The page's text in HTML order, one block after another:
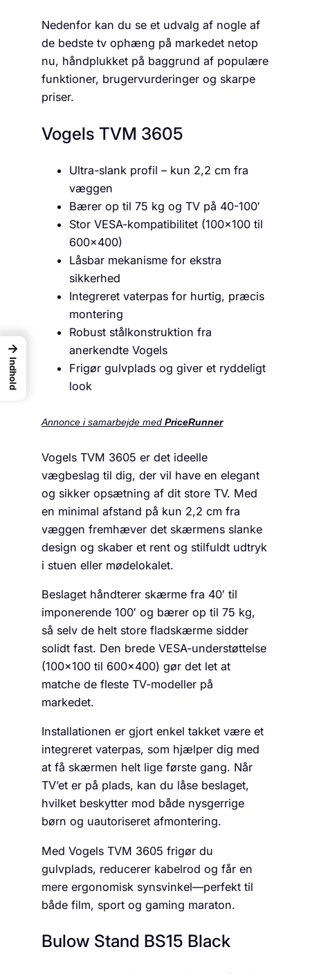
Nedenfor kan du se et udvalg af nogle af
de bedste tv ophæng på markedet netop
nu, håndplukket på baggrund af populære
funktioner, brugervurderinger og skarpe
priser.
Vogels TVM 3605
Ultra-slank profil – kun 2,2 cm fra
væggen
Bærer op til 75 kg og TV på 40-100′
Stor VESA-kompatibilitet (100×100 til
600×400)
Låsbar mekanisme for ekstra
sikkerhed
Integreret vaterpas for hurtig, præcis
montering
Robust stålkonstruktion fra
anerkendte Vogels
Frigør gulvplads og giver et ryddeligt
look
Annonce i samarbejde med PriceRunner
Vogels TVM 3605 er det ideelle
vægbeslag til dig, der vil have en elegant
og sikker opsætning af dit store TV. Med
en minimal afstand på kun 2,2 cm fra
væggen fremhæver det skærmens slanke
design og skaber et rent og stilfuldt udtryk
i stuen eller mødelokalet.
Beslaget håndterer skærme fra 40′ til
imponerende 100′ og bærer op til 75 kg,
så selv de helt store fladskærme sidder
solidt fast. Den brede VESA-understøttelse
(100×100 til 600×400) gør det let at
matche de fleste TV-modeller på
markedet.
Installationen er gjort enkel takket være et
integreret vaterpas, som hjælper dig med
at få skærmen helt lige første gang. Når
TV’et er på plads, kan du låse beslaget,
hvilket beskytter mod både nysgerrige
børn og uautoriseret afmontering.
Med Vogels TVM 3605 frigør du
gulvplads, reducerer kabelrod og får en
mere ergonomisk synsvinkel—perfekt til
både film, sport og gaming maraton.
Bulow Stand BS15 Black
→
Indhold